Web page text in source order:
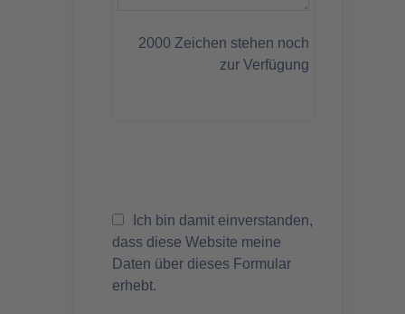
2000 Zeichen stehen noch
zur Verfügung
Ich bin damit einverstanden,
dass diese Website meine
Daten über dieses Formular
erhebt.